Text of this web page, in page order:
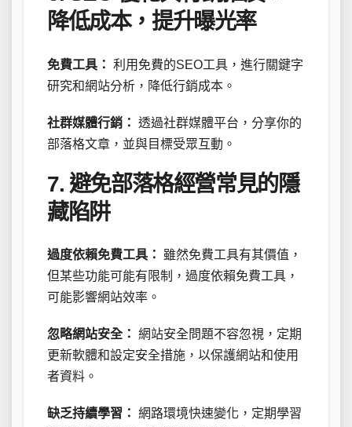
降低成本，提升曝光率
免費工具： 利用免費的SEO工具，進行關鍵字
研究和網站分析，降低行銷成本。
社群媒體行銷： 透過社群媒體平台，分享你的
部落格文章，並與目標受眾互動。
7. 避免部落格經營常見的隱
藏陷阱
過度依賴免費工具：
雖然免費工具有其價值，
但某些功能可能有限制，過度依賴免費工具，
可能影響網站效率。
忽略網站安全： 網站安全問題不容忽視，定期
更新軟體和設定安全措施，以保護網站和使用
者資料。
缺乏持續學習： 網路環境快速變化，定期學習